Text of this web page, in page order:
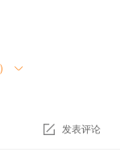
金Immutabl
发公司Immuta
发表评论